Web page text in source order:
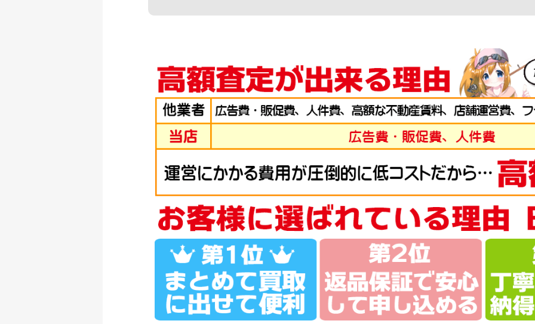
シマノ へら竿 飛天弓 閃光レインボー 27尺 未使用
釣具買取クーポン g-turi20260702 （2026/07/31迄）
シマノ へら竿 飛天弓 柳 18尺 未使用
釣具買取クーポン
g-turi20260703 （2026/07/31迄）
シマノ へら竿 飛天弓 閃光L 24尺 未使用
シマノ へら竿 飛天弓 皆空 15尺 未使用
釣具買取クーポン
g-turi20260705 （2026/07/31迄）
ダイワ 22 イグジスト LT 2500S-DH ベイトリール 未使用
釣具買取クーポン
g-turi20260706 （2026/07/31迄）
ダイワ 22 イグジスト SF 2500SS ベイトリール 未使用
釣具買取クーポン g-turi20260707 （2026/07/31迄）
ダイワ 22 イグジスト LT4000-XH ベイトリール 未使用